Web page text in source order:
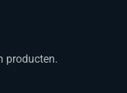
producten.